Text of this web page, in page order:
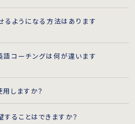
るようになる方法はあります
語コーチングは何が違います
しますか？
ることはできますか？